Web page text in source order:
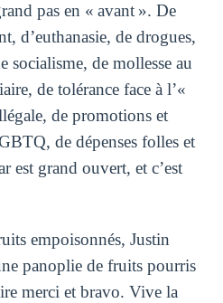
pas en « avant ». De
d’euthanasie, de drogues,
socialisme, de mollesse au
de tolérance face à l’«
de promotions et
de dépenses folles et
est grand ouvert, et c’est
empoisonnés, Justin
panoplie de fruits pourris
merci et bravo. Vive la